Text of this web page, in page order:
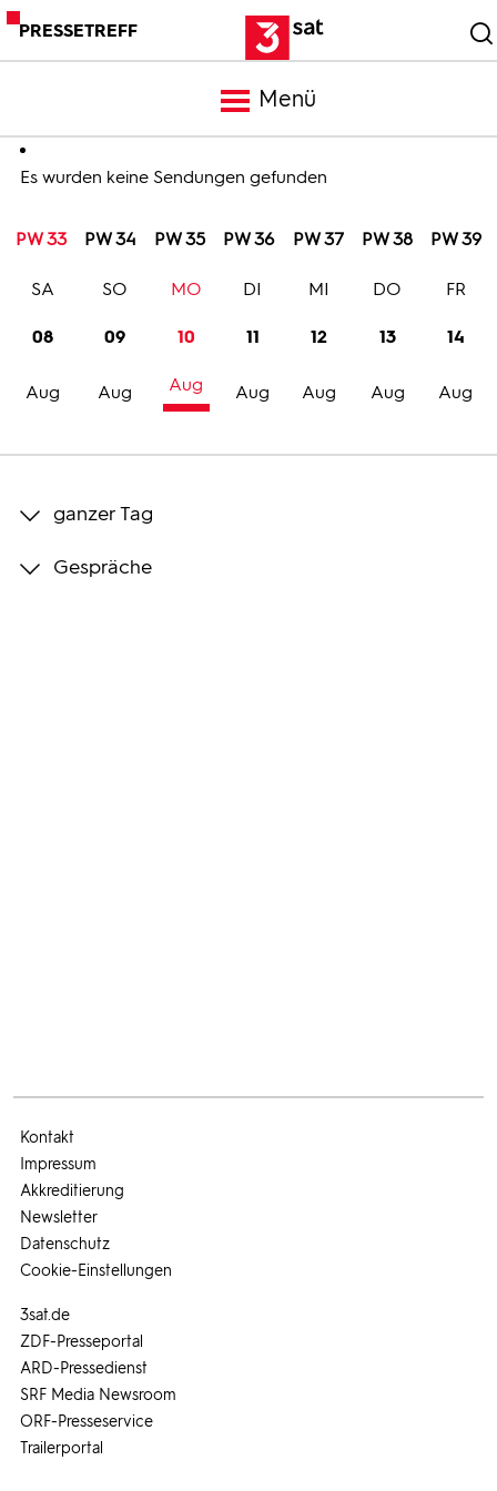
PRESSETREFF
Menü
Meldungen
Programm
Trailer
Bilder
Es wurden keine Sendungen gefunden
PW 33 PW 34 PW 35 PW 36 PW 37 PW 38 PW 39
08
Aug
SA
09
Aug
SO
10
Aug
MO
11
Aug
DI
12
Aug
MI
13
Aug
DO
14
Aug
FR
ganzer Tag
Gespräche
3sat.de
ZDF-Presseportal
ARD-Pressedienst
SRF Media Newsroom
ORF-Presseservice
Trailerportal
Kontakt
Impressum
Akkreditierung
Newsletter
Datenschutz
Cookie-Einstellungen